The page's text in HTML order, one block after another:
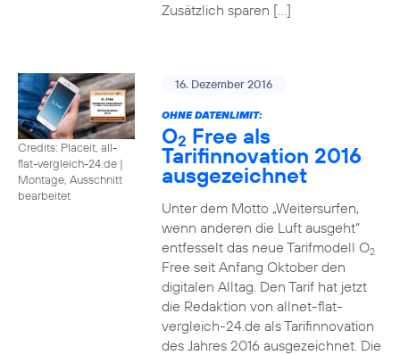
Zusätzlich sparen […]
Credits: Placeit, all-
flat-vergleich-24.de |
Montage, Ausschnitt
bearbeitet
16. Dezember 2016
OHNE DATENLIMIT:
O2 Free als
Tarifinnovation 2016
ausgezeichnet
Unter dem Motto „Weitersurfen,
wenn anderen die Luft ausgeht“
entfesselt das neue Tarifmodell O2
Free seit Anfang Oktober den
digitalen Alltag. Den Tarif hat jetzt
die Redaktion von allnet-flat-
vergleich-24.de als Tarifinnovation
des Jahres 2016 ausgezeichnet. Die